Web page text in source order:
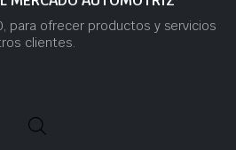
para ofrecer productos y servicios
clientes.